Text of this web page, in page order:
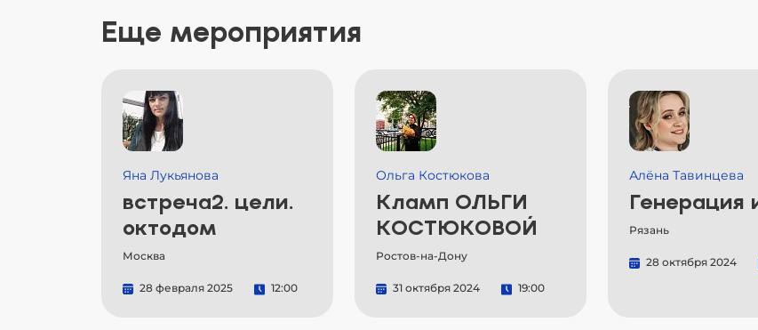
Еще мероприятия
Яна Лукьянова
встреча2. цели.
октодом
Москва
28 февраля 2025 12:00
Ольга Костюкова
Кламп ОЛЬГИ
КОСТЮКОВОЙ
Ростов-на-Дону
31 октября 2024 19:00
Алёна Тавинцева
Генерация
Рязань
28 октября 2024